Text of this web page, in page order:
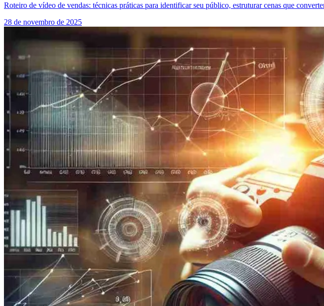
Roteiro de vídeo de vendas: técnicas práticas para identificar seu público, estruturar cenas que
28 de novembro de 2025